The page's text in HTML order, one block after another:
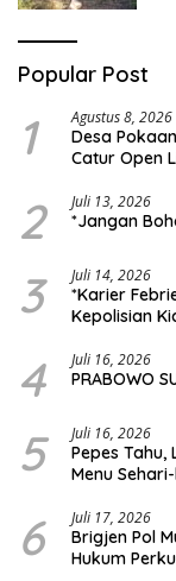
Popular Post
1 Agustus 8, 2026
Desa
Catur Open
2 Juli 13, 2026
*Jangan
3 Juli 14, 2026
*Karier
Kepolisian
4 Juli 16, 2026
PRABOWO
5 Juli 16, 2026
Pepes
Menu
6 Juli 17, 2026
Brigjen Pol
Hukum